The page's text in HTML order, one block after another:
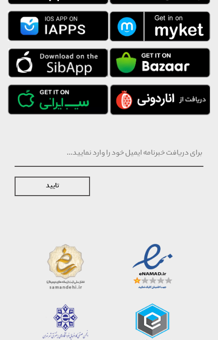
جلوگیری از شکنندگی موها ایجاد درخشندگی کمک به حالت پذیری بهتر
فاقد سولفات
امکان کنسلی فقط تا 2 ساعت پس از ثبت سفارش
تایید